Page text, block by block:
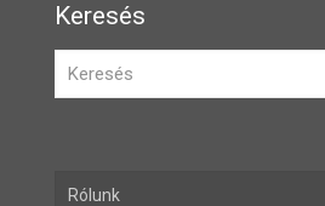
Keresés
Rólunk